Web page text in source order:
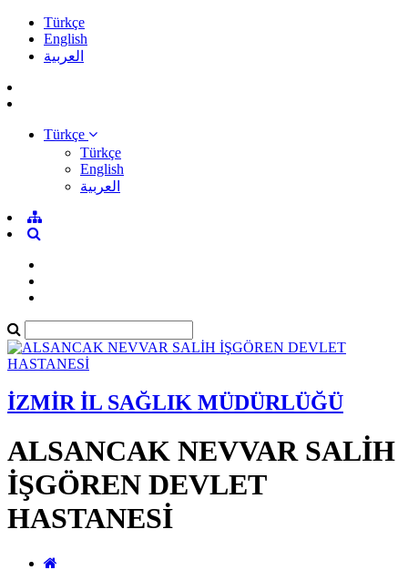
Türkçe
English
العربية
Türkçe
Türkçe
English
العربية
İZMİR İL SAĞLIK MÜDÜRLÜĞÜ
ALSANCAK NEVVAR SALİH
İŞGÖREN DEVLET
HASTANESİ